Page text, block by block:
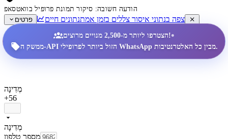
הודעה חשובה: סיקור תמונת פרופיל בוואטסאפ
פרטים
צפה בנתוני איסור צללים בזמן אמתנתונים חיים
הצטרפו ליותר מ-2,500 מנויים מרוצים!•
ממשק ה-API הזול ביותר לפרופילי WhatsApp מבין כל האלטרנטיבות.
מְדִינָה
+56
מְדִינָה
מספר טלפון